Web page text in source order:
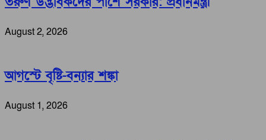
August 2, 2026
আগস্টে বৃষ্টি-বন্যার শঙ্কা
August 1, 2026